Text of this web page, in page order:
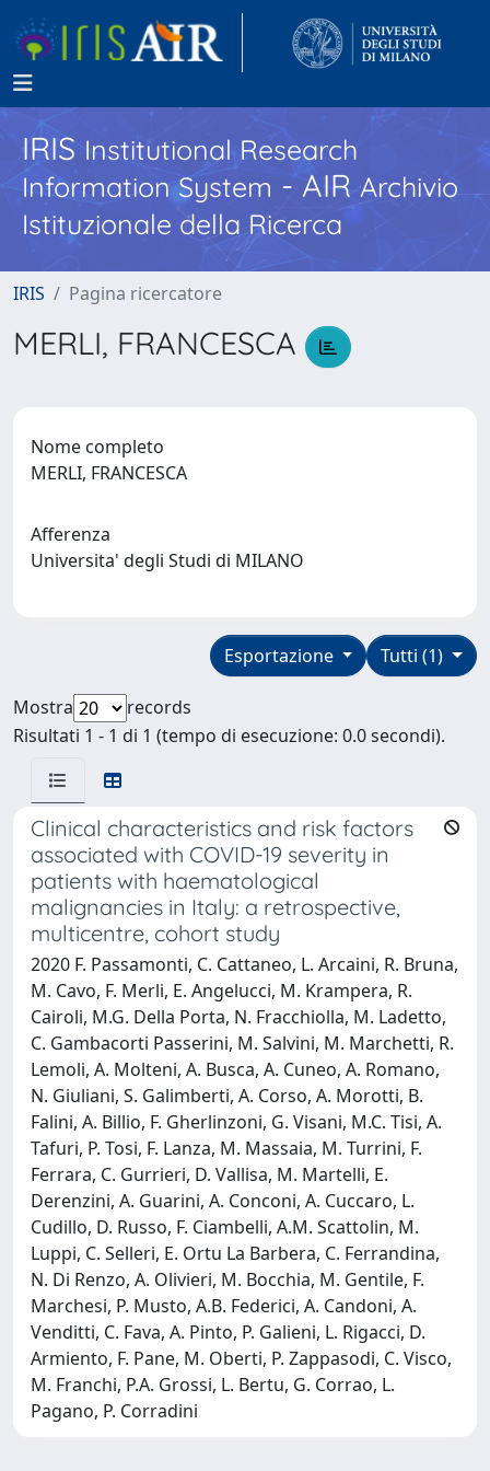
IRISInstitutional Research
Information System - AIR Archivio
Istituzionale della Ricerca
IRIS Pagina ricercatore
MERLI, FRANCESCA
Nome completo
MERLI, FRANCESCA
Afferenza
Universita' degli Studi di MILANO
Tutti (1)
Esportazione
Mostra
records
Risultati 1 - 1 di 1 (tempo di esecuzione: 0.0 secondi).
Clinical characteristics and risk factors
associated with COVID-19 severity in
patients with haematological
malignancies in Italy: a retrospective,
multicentre, cohort study
2020 F. Passamonti, C. Cattaneo, L. Arcaini, R. Bruna,
M. Cavo, F. Merli, E. Angelucci, M. Krampera, R.
Cairoli, M.G. Della Porta, N. Fracchiolla, M. Ladetto,
C. Gambacorti Passerini, M. Salvini, M. Marchetti, R.
Lemoli, A. Molteni, A. Busca, A. Cuneo, A. Romano,
N. Giuliani, S. Galimberti, A. Corso, A. Morotti, B.
Falini, A. Billio, F. Gherlinzoni, G. Visani, M.C. Tisi, A.
Tafuri, P. Tosi, F. Lanza, M. Massaia, M. Turrini, F.
Ferrara, C. Gurrieri, D. Vallisa, M. Martelli, E.
Derenzini, A. Guarini, A. Conconi, A. Cuccaro, L.
Cudillo, D. Russo, F. Ciambelli, A.M. Scattolin, M.
Luppi, C. Selleri, E. Ortu La Barbera, C. Ferrandina,
N. Di Renzo, A. Olivieri, M. Bocchia, M. Gentile, F.
Marchesi, P. Musto, A.B. Federici, A. Candoni, A.
Venditti, C. Fava, A. Pinto, P. Galieni, L. Rigacci, D.
Armiento, F. Pane, M. Oberti, P. Zappasodi, C. Visco,
M. Franchi, P.A. Grossi, L. Bertu, G. Corrao, L.
Pagano, P. Corradini